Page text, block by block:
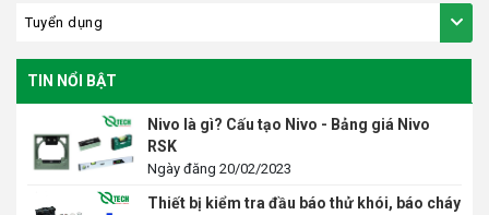
Tuyển dụng
TIN NỔI BẬT
Nivo là gì? Cấu tạo Nivo - Bảng giá Nivo
RSK
Ngày đăng 20/02/2023
Thiết bị kiểm tra đầu báo thử khói, báo cháy